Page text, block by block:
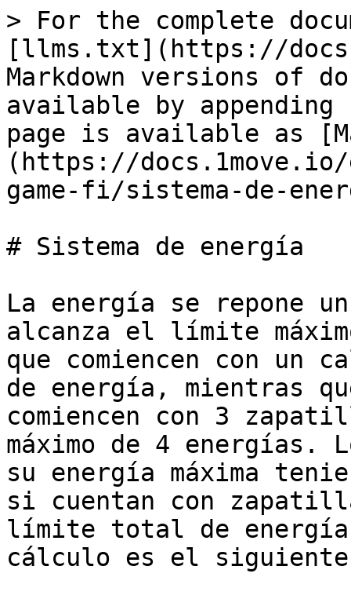
> For the complete
[llms.txt](https://
Markdown versions of
available by
page is available as
(https://docs.1move.io/
game-fi/sistema-de-
# Sistema de energía
La energía se repone
alcanza el límite
que comiencen con un
de energía, mientras
comiencen con 3
máximo de 4 energías.
su energía máxima
si cuentan con
límite total de energía
cálculo es el